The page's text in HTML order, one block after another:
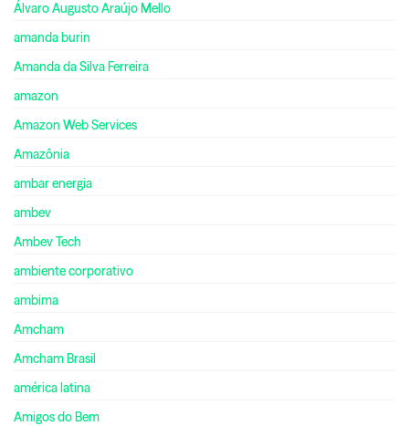
Álvaro Augusto Araújo Mello
amanda burin
Amanda da Silva Ferreira
amazon
Amazon Web Services
Amazônia
ambar energia
ambev
Ambev Tech
ambiente corporativo
ambima
Amcham
Amcham Brasil
américa latina
Amigos do Bem